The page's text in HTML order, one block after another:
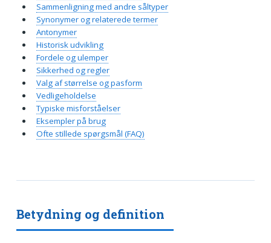
Betydning og definition
Sammenligning med andre såltyper
Synonymer og relaterede termer
Antonymer
Historisk udvikling
Fordele og ulemper
Sikkerhed og regler
Valg af størrelse og pasform
Vedligeholdelse
Typiske misforståelser
Eksempler på brug
Ofte stillede spørgsmål (FAQ)